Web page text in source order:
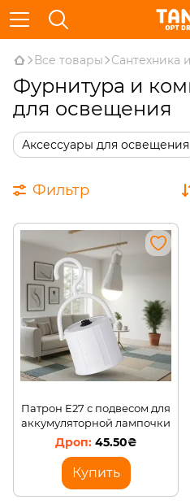
Все товары Сантехника
Фурнитура и
для освещения
Аксессуары для освещения
Фильтр
Патрон E27 с подвесом для
аккумуляторной лампочки
45.50₴
Купить